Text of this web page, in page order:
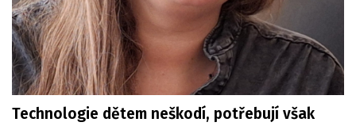
Technologie dětem neškodí, potřebují však